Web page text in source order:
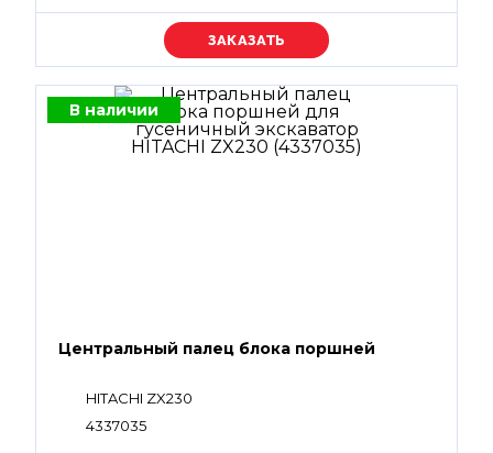
Уточняйте цену
В наличии
Центральный палец блока поршней
HITACHI ZX230
4337035